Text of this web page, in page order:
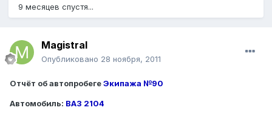
9 месяцев спустя...
Magistral
Опубликовано 28 ноября, 2011
Отчёт об автопробегеЭкипажа №90
Автомобиль: ВАЗ 2104